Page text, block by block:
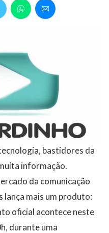
bastidores da
informação.
da comunicação
lança mais um produto:
oficial acontece neste
durante uma